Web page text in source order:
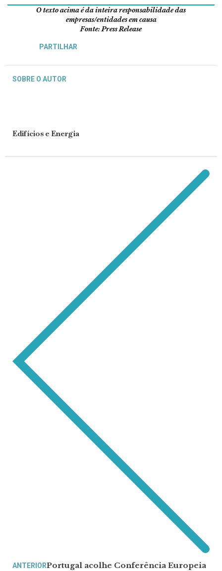
O texto acima é da inteira responsabilidade das
empresas/entidades em causa
Fonte: Press Release
PARTILHAR
SOBRE O AUTOR
Edifícios e Energia
ANTERIORPortugal acolhe Conferência Europeia